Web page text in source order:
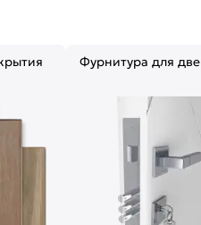
Фурнитура для